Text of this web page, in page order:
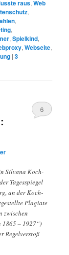
raus,Web
,
,
,
,Spielkind,
,Webseite,
|3
6
Silvana Koch-
Tagesspiegel
an der Koch-
Plagiate
zwischen
– 1927“)
Regelverstoß